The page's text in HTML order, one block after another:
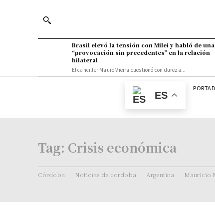
Brasil elevó la tensión con Milei y habló de una
“provocación sin precedentes” en la relación
bilateral
El canciller Mauro Vieira cuestionó con dureza...
ES
Tag: Crisis económica
Córdoba Noticias de cordoba Argentina Mauricio